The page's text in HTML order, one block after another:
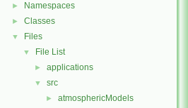
► Namespaces
► Classes
▼ Files
▼ File List
► applications
▼ src
► atmosphericModels